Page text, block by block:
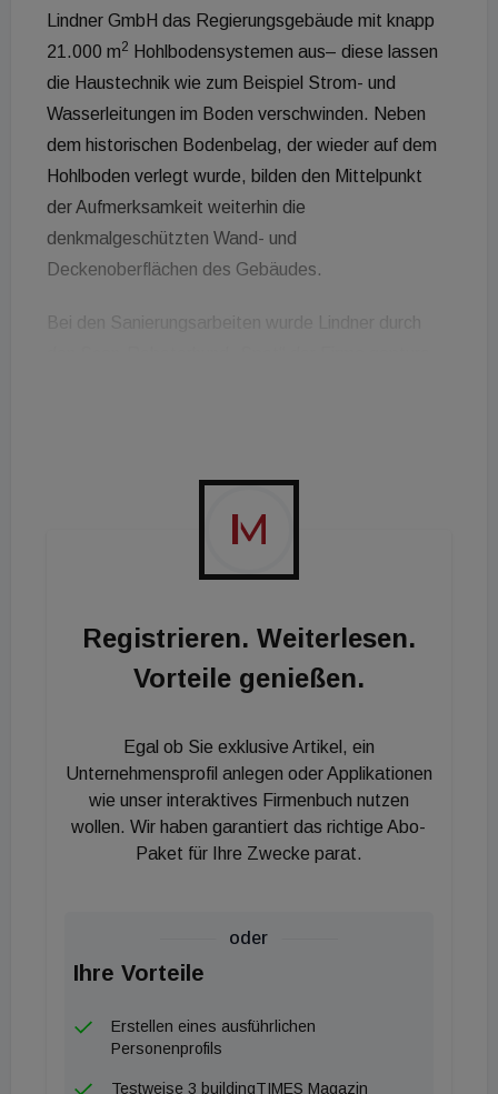
Lindner GmbH das Regierungsgebäude mit knapp
21.000 m2 Hohlbodensystemen aus– diese lassen
die Haustechnik wie zum Beispiel Strom- und
Wasserleitungen im Boden verschwinden. Neben
dem historischen Bodenbelag, der wieder auf dem
Hohlboden verlegt wurde, bilden den Mittelpunkt
der Aufmerksamkeit weiterhin die
denkmalgeschützten Wand- und
Deckenoberflächen des Gebäudes.
Bei den Sanierungsarbeiten wurde Lindner durch
Bauabwicklung hilfreich und zudem eine gute
Registrieren. Weiterlesen.
Vorteile genießen.
Egal ob Sie exklusive Artikel, ein
Unternehmensprofil anlegen oder Applikationen
wie unser interaktives Firmenbuch nutzen
wollen. Wir haben garantiert das richtige Abo-
Paket für Ihre Zwecke parat.
oder
Ihre Vorteile
Erstellen eines ausführlichen
Personenprofils
Testweise 3 buildingTIMES Magazin